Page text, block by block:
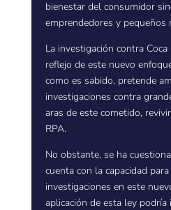
bienestar del consumidor
emprendedores y pequeños
La investigación contra
reflejo de este nuevo
como es sabido, pretende
investigaciones contra
aras de este cometido,
RPA.
No obstante, se ha
cuenta con la capacidad
investigaciones en este
aplicación de esta ley podría